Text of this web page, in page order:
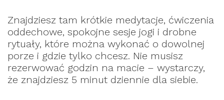
Znajdziesz tam krótkie medytacje, ćwiczenia
oddechowe, spokojne sesje jogi i drobne
rytuały, które można wykonać o dowolnej
porze i gdzie tylko chcesz. Nie musisz
rezerwować godzin na macie – wystarczy,
że znajdziesz 5 minut dziennie dla siebie.